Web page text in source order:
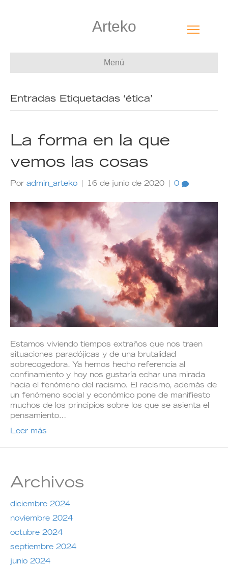
Arteko
Menú
Entradas Etiquetadas ‘ética’
La forma en la que
vemos las cosas
Por admin_arteko 16 de junio de 2020 0
Estamos viviendo tiempos extraños que nos traen
situaciones paradójicas y de una brutalidad
sobrecogedora. Ya hemos hecho referencia al
confinamiento y hoy nos gustaría echar una mirada
hacia el fenómeno del racismo. El racismo, además de
un fenómeno social y económico pone de manifiesto
muchos de los principios sobre los que se asienta el
pensamiento…
Leer más
Archivos
diciembre 2024
noviembre 2024
octubre 2024
septiembre 2024
junio 2024